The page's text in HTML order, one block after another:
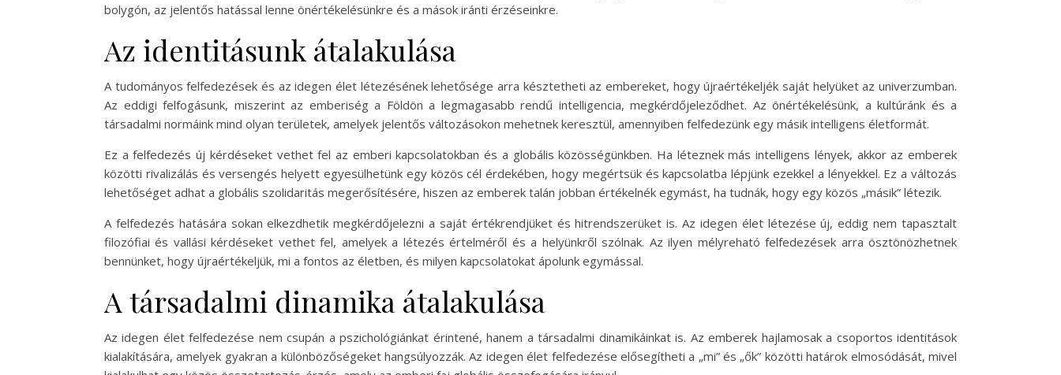
bolygón, az jelentős hatással lenne önértékelésünkre és a mások iránti érzéseinkre.
Az identitásunk átalakulása
A tudományos felfedezések és az idegen élet létezésének lehetősége arra késztetheti az embereket, hogy újraértékeljék saját helyüket az univerzumban.
Az eddigi felfogásunk, miszerint az emberiség a Földön a legmagasabb rendű intelligencia, megkérdőjeleződhet. Az önértékelésünk, a kultúránk és a
társadalmi normáink mind olyan területek, amelyek jelentős változásokon mehetnek keresztül, amennyiben felfedezünk egy másik intelligens életformát.
Ez a felfedezés új kérdéseket vethet fel az emberi kapcsolatokban és a globális közösségünkben. Ha léteznek más intelligens lények, akkor az emberek
közötti rivalizálás és versengés helyett egyesülhetünk egy közös cél érdekében, hogy megértsük és kapcsolatba lépjünk ezekkel a lényekkel. Ez a változás
lehetőséget adhat a globális szolidaritás megerősítésére, hiszen az emberek talán jobban értékelnék egymást, ha tudnák, hogy egy közös „másik” létezik.
A felfedezés hatására sokan elkezdhetik megkérdőjelezni a saját értékrendjüket és hitrendszerüket is. Az idegen élet létezése új, eddig nem tapasztalt
filozófiai és vallási kérdéseket vethet fel, amelyek a létezés értelméről és a helyünkről szólnak. Az ilyen mélyreható felfedezések arra ösztönözhetnek
bennünket, hogy újraértékeljük, mi a fontos az életben, és milyen kapcsolatokat ápolunk egymással.
A társadalmi dinamika átalakulása
Az idegen élet felfedezése nem csupán a pszichológiánkat érintené, hanem a társadalmi dinamikáinkat is. Az emberek hajlamosak a csoportos identitások
kialakítására, amelyek gyakran a különbözőségeket hangsúlyozzák. Az idegen élet felfedezése elősegítheti a „mi” és „ők” közötti határok elmosódását, mivel